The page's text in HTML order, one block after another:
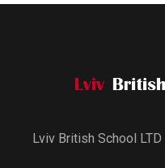
Lviv British School LTD